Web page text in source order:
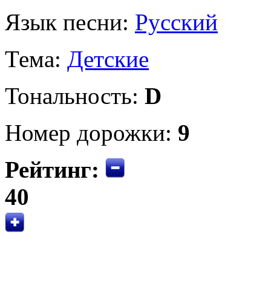
Язык песни: Русский
Тема: Детские
Тональность: D
Номер дорожки: 9
Рейтинг:
40